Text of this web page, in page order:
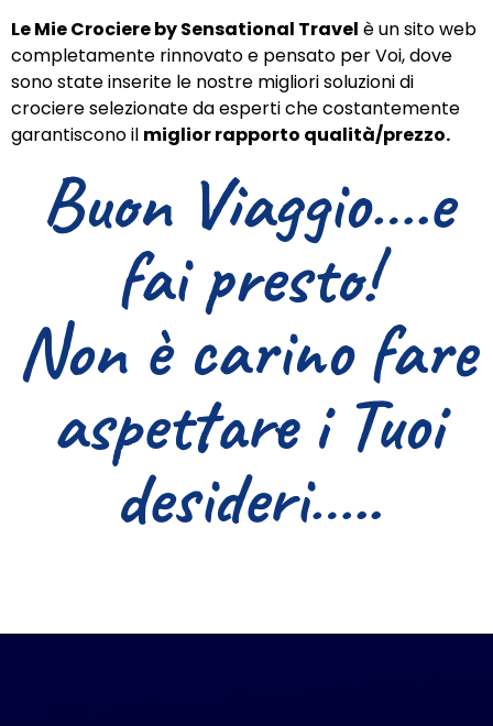
Le Mie Crociere by Sensational Travel è un sito web
completamente rinnovato e pensato per Voi, dove
sono state inserite le nostre migliori soluzioni di
crociere selezionate da esperti che costantemente
garantiscono il miglior rapporto qualità/prezzo.
Buon Viaggio….e
fai presto!
Non è carino fare
aspettare i Tuoi
desideri…..